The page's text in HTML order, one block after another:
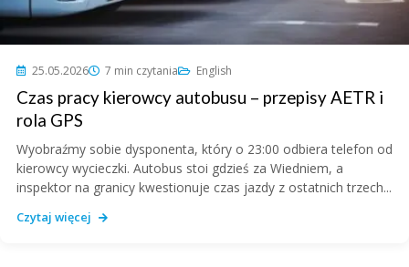
25.05.2026 7 min czytania English
Czas pracy kierowcy autobusu – przepisy AETR i
rola GPS
Wyobraźmy sobie dysponenta, który o 23:00 odbiera telefon od
kierowcy wycieczki. Autobus stoi gdzieś za Wiedniem, a
inspektor na granicy kwestionuje czas jazdy z ostatnich trzech...
Czytaj więcej